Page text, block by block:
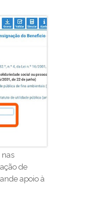
nas
de
apoio à